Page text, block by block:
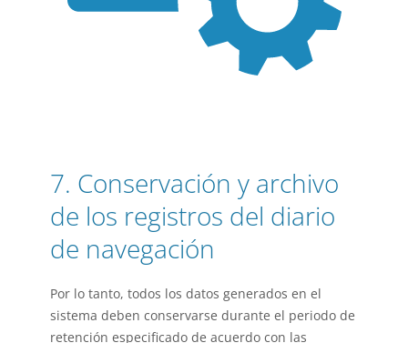
7. Conservación y archivo
de los registros del diario
de navegación
Por lo tanto, todos los datos generados en el
sistema deben conservarse durante el periodo de
retención especificado de acuerdo con las